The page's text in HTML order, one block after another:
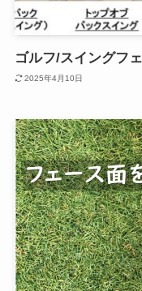
ゴルフ/スイングフ
2025年4月10日